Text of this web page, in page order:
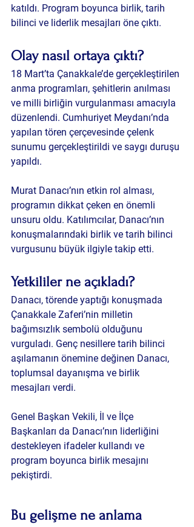
katıldı. Program boyunca birlik, tarih
bilinci ve liderlik mesajları öne çıktı.
Olay nasıl ortaya çıktı?
18 Mart’ta Çanakkale’de gerçekleştirilen
anma programları, şehitlerin anılması
ve milli birliğin vurgulanması amacıyla
düzenlendi. Cumhuriyet Meydanı’nda
yapılan tören çerçevesinde çelenk
sunumu gerçekleştirildi ve saygı duruşu
yapıldı.
Murat Danacı’nın etkin rol alması,
programın dikkat çeken en önemli
unsuru oldu. Katılımcılar, Danacı’nın
konuşmalarındaki birlik ve tarih bilinci
vurgusunu büyük ilgiyle takip etti.
Yetkililer ne açıkladı?
Danacı, törende yaptığı konuşmada
Çanakkale Zaferi’nin milletin
bağımsızlık sembolü olduğunu
vurguladı. Genç nesillere tarih bilinci
aşılamanın önemine değinen Danacı,
toplumsal dayanışma ve birlik
mesajları verdi.
Genel Başkan Vekili, İl ve İlçe
Başkanları da Danacı’nın liderliğini
destekleyen ifadeler kullandı ve
program boyunca birlik mesajını
pekiştirdi.
Bu gelişme ne anlama